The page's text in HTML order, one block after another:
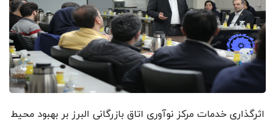
اثرگذاری خدمات مرکز نوآوری اتاق بازرگانی البرز بر بهبود محیط